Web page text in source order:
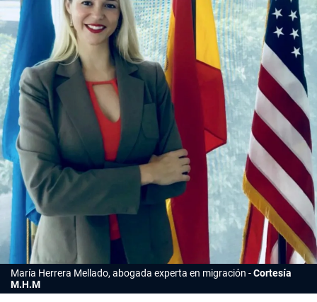
María Herrera Mellado, abogada experta en migración
Cortesía
M.H.M